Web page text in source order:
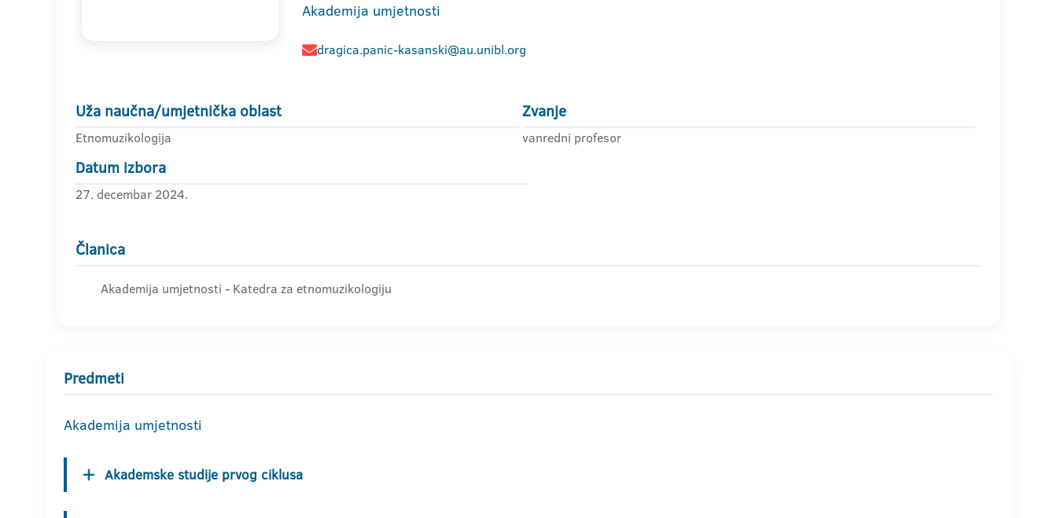
Akademija umjetnosti
dragica.panic-kasanski@au.unibl.org
Uža naučna/umjetnička oblast
Etnomuzikologija
Zvanje
vanredni profesor
Datum izbora
27. decembar 2024.
Članica
Akademija umjetnosti - Katedra za etnomuzikologiju
Predmeti
Akademija umjetnosti
Akademske studije prvog ciklusa